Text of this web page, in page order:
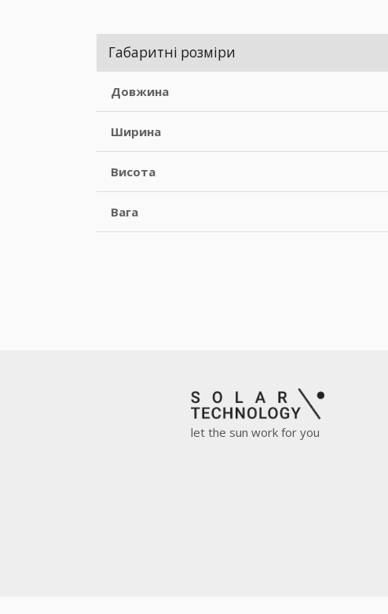
Габаритні розміри
Довжина
Ширина
Висота
Вага
let the sun work for you